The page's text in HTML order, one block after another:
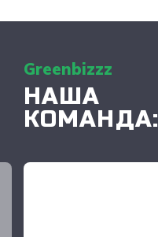
Greenbizzz
НАША
КОМАНДА: